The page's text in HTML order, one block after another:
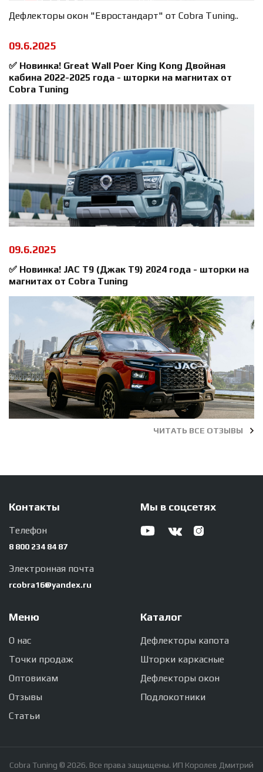
Дефлекторы окон "Евростандарт" от Cobra Tuning..
09.6.2025
✅ Новинка! Great Wall Poer King Kong Двойная
кабина 2022-2025 года - шторки на магнитах от
Cobra Tuning
09.6.2025
✅ Новинка! JAC T9 (Джак Т9) 2024 года - шторки на
магнитах от Cobra Tuning
ЧИТАТЬ ВСЕ ОТЗЫВЫ
Контакты
Телефон
8 800 234 84 87
Электронная почта
rcobra16@yandex.ru
Мы в соцсетях
Меню
О нас
Точки продаж
Оптовикам
Отзывы
Статьи
Каталог
Дефлекторы капота
Шторки каркасные
Дефлекторы окон
Подлокотники
Cobra Tuning © 2026. Все права защищены. ИП Королев Дмитрий